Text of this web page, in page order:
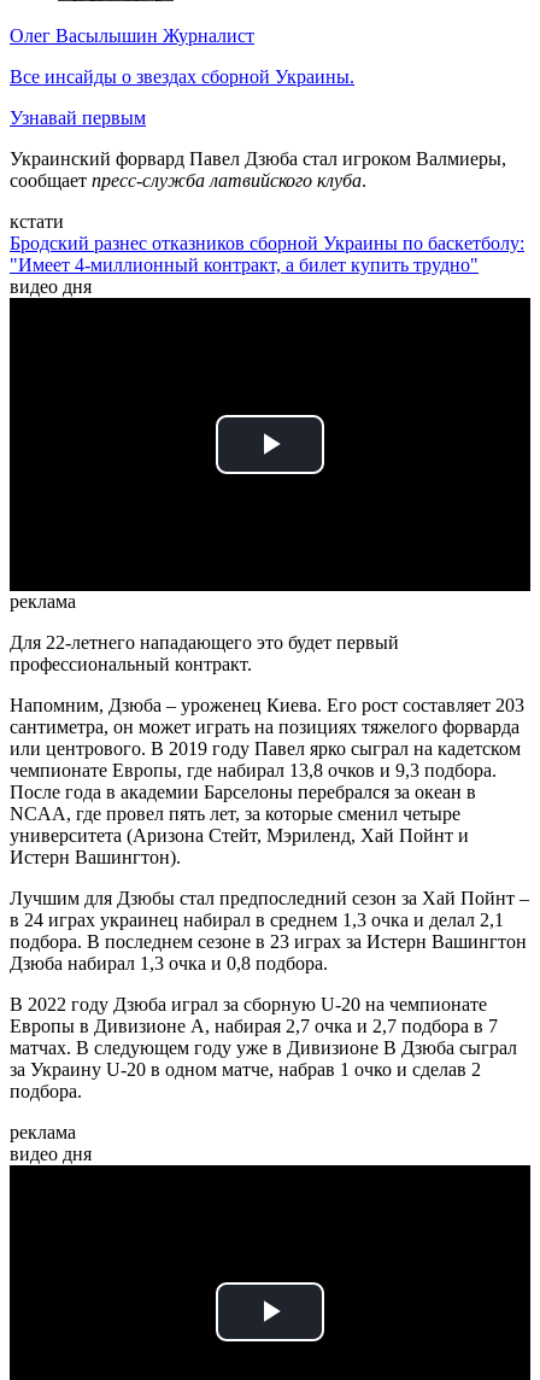
Олег Васылышин Журналист
Все инсайды о звездах сборной Украины.
Узнавай первым
Украинский форвард Павел Дзюба стал игроком Валмиеры,
сообщает пресс-служба латвийского клуба.
кстати
Бродский разнес отказников сборной Украины по баскетболу:
"Имеет 4-миллионный контракт, а билет купить трудно"
видео дня
Play
реклама
Для 22-летнего нападающего это будет первый
профессиональный контракт.
Напомним, Дзюба – уроженец Киева. Его рост составляет 203
сантиметра, он может играть на позициях тяжелого форварда
или центрового. В 2019 году Павел ярко сыграл на кадетском
чемпионате Европы, где набирал 13,8 очков и 9,3 подбора.
После года в академии Барселоны перебрался за океан в
NCAA, где провел пять лет, за которые сменил четыре
университета (Аризона Стейт, Мэриленд, Хай Пойнт и
Истерн Вашингтон).
Лучшим для Дзюбы стал предпоследний сезон за Хай Пойнт –
в 24 играх украинец набирал в среднем 1,3 очка и делал 2,1
подбора. В последнем сезоне в 23 играх за Истерн Вашингтон
Дзюба набирал 1,3 очка и 0,8 подбора.
В 2022 году Дзюба играл за сборную U-20 на чемпионате
Европы в Дивизионе А, набирая 2,7 очка и 2,7 подбора в 7
матчах. В следующем году уже в Дивизионе В Дзюба сыграл
за Украину U-20 в одном матче, набрав 1 очко и сделав 2
подбора.
реклама
видео дня
Play